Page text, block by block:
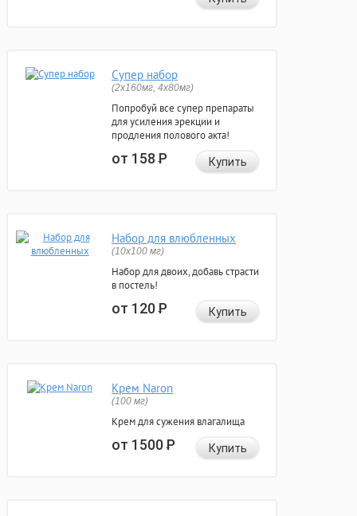
Супер набор
(2х160мг, 4х80мг)
Попробуй все супер препараты
для усиления эрекции и
продления полового акта!
от 158Р Купить
Набор для влюбленных
(10х100 мг)
Набор для двоих, добавь страсти
в постель!
от 120Р Купить
Крем Naron
(100 мг)
Крем для сужения влагалища
от 1500Р Купить